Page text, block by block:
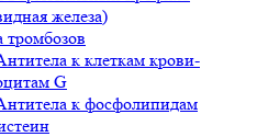
железа)
тромбозов
к клеткам крови-
G
к фосфолипидам